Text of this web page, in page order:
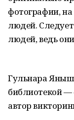
фотографии,
людей.
людей, ведь
Гульнара
библиотекой
автор